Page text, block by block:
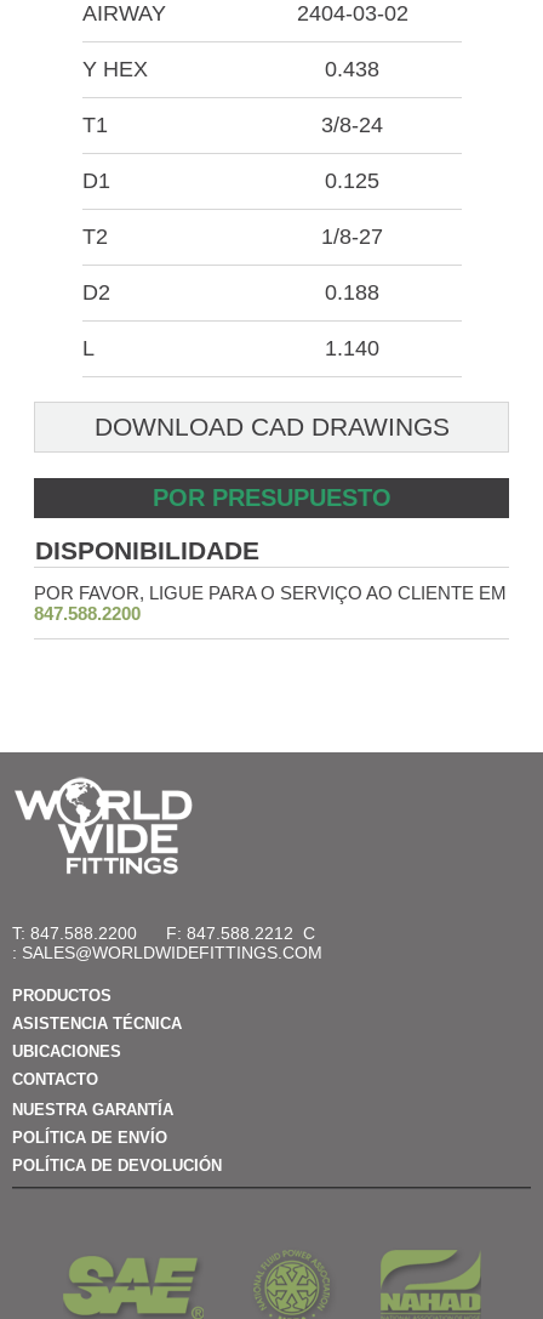
AIRWAY 2404-03-02
Y HEX 0.438
T1 3/8-24
D1 0.125
T2 1/8-27
D2 0.188
L 1.140
DOWNLOAD CAD DRAWINGS
POR PRESUPUESTO
DISPONIBILIDADE
POR FAVOR, LIGUE PARA O SERVIÇO AO CLIENTE EM
847.588.2200
T: 847.588.2200 F: 847.588.2212 C
: SALES@WORLDWIDEFITTINGS.COM
PRODUCTOS
ASISTENCIA TÉCNICA
UBICACIONES
CONTACTO
NUESTRA GARANTÍA
POLÍTICA DE ENVÍO
POLÍTICA DE DEVOLUCIÓN